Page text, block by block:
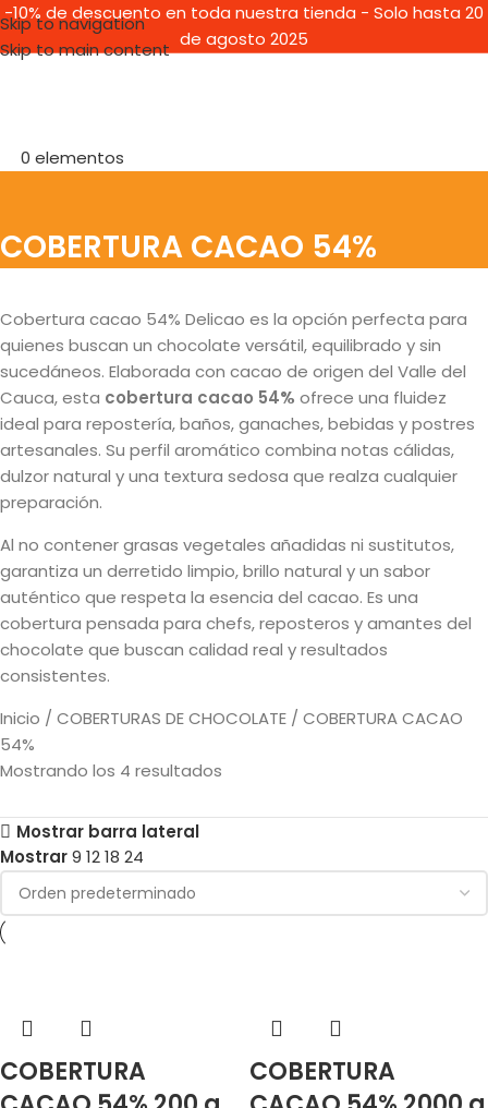
Skip to navigation
Skip to main content
-10% de descuento en toda nuestra tienda - Solo hasta 20
de agosto 2025
0 elementos
COBERTURA CACAO 54%
Cobertura cacao 54% Delicao es la opción perfecta para
quienes buscan un chocolate versátil, equilibrado y sin
sucedáneos. Elaborada con cacao de origen del Valle del
Cauca, esta cobertura cacao 54% ofrece una fluidez
ideal para repostería, baños, ganaches, bebidas y postres
artesanales. Su perfil aromático combina notas cálidas,
dulzor natural y una textura sedosa que realza cualquier
preparación.
Al no contener grasas vegetales añadidas ni sustitutos,
garantiza un derretido limpio, brillo natural y un sabor
auténtico que respeta la esencia del cacao. Es una
cobertura pensada para chefs, reposteros y amantes del
chocolate que buscan calidad real y resultados
consistentes.
Inicio
COBERTURAS DE CHOCOLATE
COBERTURA CACAO
54%
Mostrando los 4 resultados
Mostrar barra lateral
Mostrar9 1218 24
COBERTURA
COBERTURA